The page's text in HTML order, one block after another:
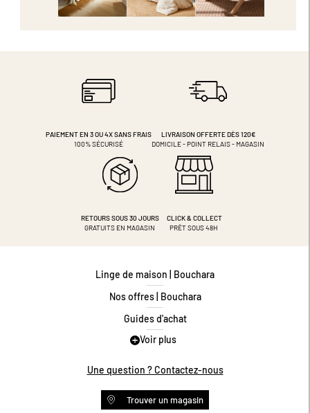
PAIEMENT EN 3 OU 4XSANS FRAIS
100% SÉCURISÉ
LIVRAISON OFFERTE DÈS 120€
DOMICILE - POINT RELAIS - MAGASIN
RETOURS SOUS 30 JOURS
GRATUITS EN MAGASIN
CLICK & COLLECT
PRÊT SOUS 48H
Linge de maison | Bouchara
Nos offres | Bouchara
Guides d'achat
Guide des tailles
Programme de fidélité
Voir plus
Une question ? Contactez-nous
Trouver un magasin